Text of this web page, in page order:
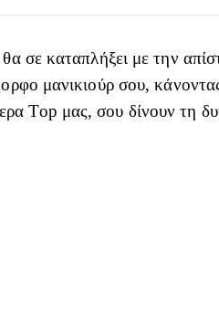
καταπλήξει με την
μανικιούρ σου,
Top μας, σου δίνουν τη